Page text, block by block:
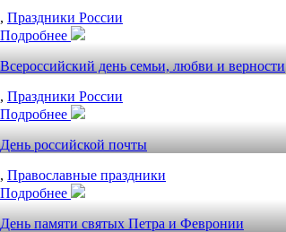
, Праздники России
Подробнее
Всероссийский день семьи, любви и верности
, Праздники России
Подробнее
День российской почты
, Православные праздники
Подробнее
День памяти святых Петра и Февронии